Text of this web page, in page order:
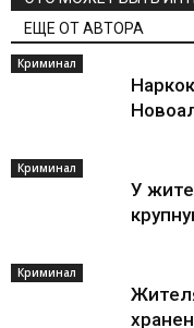
ЕЩЕ ОТ АВТОРА
Криминал
Криминал
У
Криминал